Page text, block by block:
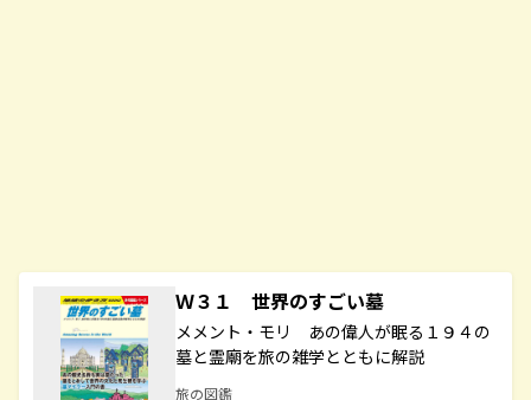
Ｗ３１ 世界のすごい墓
メメント・モリ あの偉人が眠る１９４の
墓と霊廟を旅の雑学とともに解説
旅の図鑑